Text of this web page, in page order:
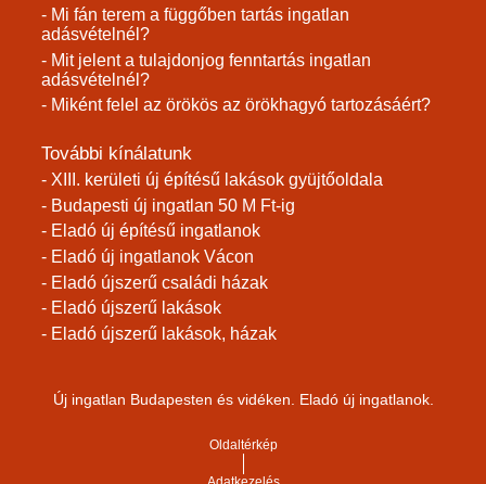
- Mi fán terem a függőben tartás ingatlan
adásvételnél?
- Mit jelent a tulajdonjog fenntartás ingatlan
adásvételnél?
- Miként felel az örökös az örökhagyó tartozásáért?
További kínálatunk
- XIII. kerületi új építésű lakások gyüjtőoldala
- Budapesti új ingatlan 50 M Ft-ig
- Eladó új építésű ingatlanok
- Eladó új ingatlanok Vácon
- Eladó újszerű családi házak
- Eladó újszerű lakások
- Eladó újszerű lakások, házak
Új ingatlan Budapesten és vidéken. Eladó új ingatlanok.
Oldaltérkép